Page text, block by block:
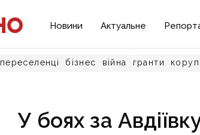
Новини Актуальне
переселенці бізнес війна гранти
У боях за